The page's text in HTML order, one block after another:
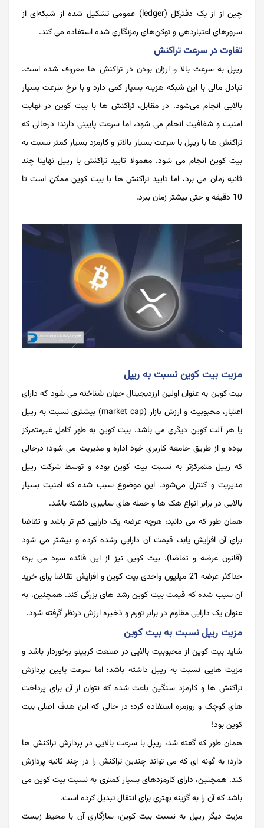
چین از از یک دفترکل (ledger) عمومی تشکیل شده از شبکه‌ای از
سرورهای اعتباردهی و توکن‌‌های رمزنگاری‌‌ شده استفاده می‌‌ کند.
تفاوت در سرعت تراکنش
ریپل به سرعت بالا و ارزان بودن در تراکنش ‌ها معروف شده است.
تبادل مالی با این شبکه هزینه بسیار کمی دارد و با نرخ سرعت بسیار
بالایی انجام می‌شود. در مقابل، تراکنش ها با بیت کوین در نهایت
امنیت و شفافیت انجام می شود، اما سرعت پایینی دارند؛ درحالی که
تراکنش ها با ریپل با سرعت بسیار بالاتر و کارمزد بسیار کمتر نسبت به
بیت کوین انجام می شود. معمولا تایید تراکنش با ریپل نهایتا چند
ثانیه زمان می برد، اما تایید تراکنش ها با بیت کوین ممکن است تا
10 دقیقه و حتی بیشتر زمان ببرد.
مزیت بیت کوین نسبت به ریپل
بیت کوین به عنوان اولین ارزدیجیتال جهان شناخته می شود که دارای
اعتبار، محبوبیت و ارزش بازار (market cap) بیشتری نسبت به ریپل
یا هر آلت کوین دیگری می باشد. بیت کوین به طور کامل غیرمتمرکز
بوده و از طریق جامعه کاربری خود اداره و مدیریت می شود؛ درحالی
که ریپل متمرکزتر به نسبت بیت کوین بوده و توسط شرکت ریپل
مدیریت و کنترل می‌شود. این موضوع سبب شده که امنیت بسیار
بالایی در برابر انواع هک ها و حمله های سایبری داشته باشد.
همان طور که می دانید، هرچه عرضه یک دارایی کم تر باشد و تقاضا
برای آن افزایش یابد، قیمت آن دارایی رشده کرده و بیشتر می شود
(قانون عرضه و تقاضا). بیت کوین نیز از این قائده سود می برد؛
حداکثر عرضه 21 میلیون واحدی بیت کوین و افزایش تقاضا برای خرید
آن سبب شده که قیمت بیت کوین رشد های بزرگی کند. همچنین، به
عنوان یک دارایی مقاوم در برابر تورم و ذخیره ارزش درنظر گرفته شود.
مزیت ریپل نسبت به بیت کوین
شاید بیت کوین از محبوبیت بالایی در صنعت کریپتو برخوردار باشد و
مزیت هایی نسبت به ریپل داشته باشد؛ اما سرعت پایین پردازش
تراکنش‌ ها و کارمزد سنگین باعث شده که نتوان از آن برای پرداخت
های کوچک و روزمره استفاده کرد؛ در حالی که این هدف اصلی بیت
کوین بود!
همان طور که گفته شد، ریپل با سرعت بالایی در پردازش تراکنش‌ ها
دارد؛ به گونه ای که می تواند چندین تراکنش را در چند ثانیه پردازش
کند. همچنین، دارای کارمزدهای بسیار کمتری به نسبت بیت کوین می
باشد که آن را به گزینه بهتری برای انتقال تبدیل کرده است.
مزیت دیگر ریپل به نسبت بیت کوین، سازگاری آن با محیط زیست